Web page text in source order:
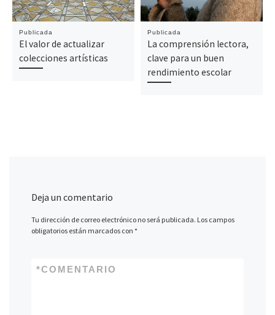
Publicada
El valor de actualizar
colecciones artísticas
Publicada
La comprensión lectora,
clave para un buen
rendimiento escolar
Deja un comentario
Tu dirección de correo electrónico no será publicada. Los campos
obligatorios están marcados con*
COMENTARIO
*